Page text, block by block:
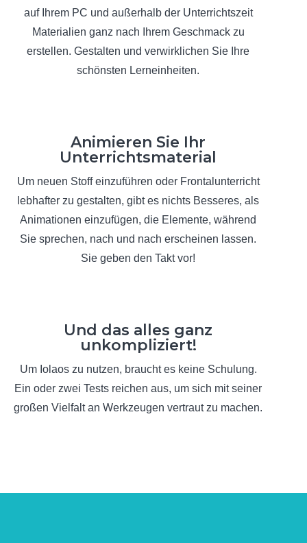
auf Ihrem PC und außerhalb der Unterrichtszeit
Materialien ganz nach Ihrem Geschmack zu
erstellen. Gestalten und verwirklichen Sie Ihre
schönsten Lerneinheiten.
Animieren Sie Ihr
Unterrichtsmaterial
Um neuen Stoff einzuführen oder Frontalunterricht
lebhafter zu gestalten, gibt es nichts Besseres, als
Animationen einzufügen, die Elemente, während
Sie sprechen, nach und nach erscheinen lassen.
Sie geben den Takt vor!
Und das alles ganz
unkompliziert!
Um Iolaos zu nutzen, braucht es keine Schulung.
Ein oder zwei Tests reichen aus, um sich mit seiner
großen Vielfalt an Werkzeugen vertraut zu machen.